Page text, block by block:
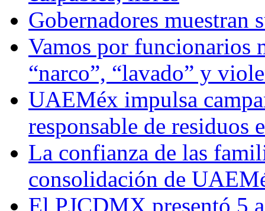
Gobernadores muestran
Vamos por funcionarios
“narco”, “lavado” y
UAEMéx impulsa
responsable de residuos
La confianza de las
consolidación de
El PJCDMX presentó 5